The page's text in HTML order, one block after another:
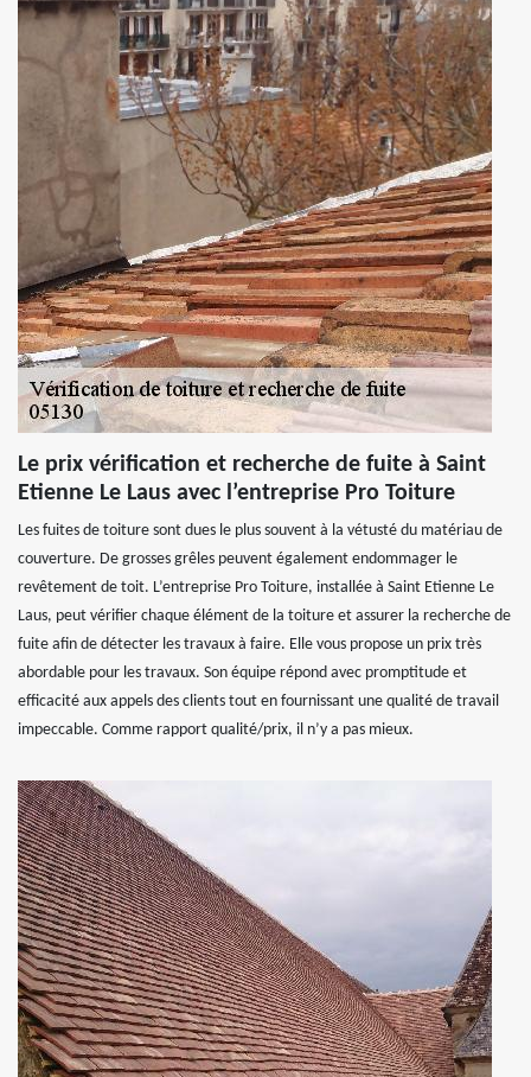
Le prix vérification et recherche de fuite à Saint
Etienne Le Laus avec l’entreprise Pro Toiture
Les fuites de toiture sont dues le plus souvent à la vétusté du matériau de
couverture. De grosses grêles peuvent également endommager le
revêtement de toit. L’entreprise Pro Toiture, installée à Saint Etienne Le
Laus, peut vérifier chaque élément de la toiture et assurer la recherche de
fuite afin de détecter les travaux à faire. Elle vous propose un prix très
abordable pour les travaux. Son équipe répond avec promptitude et
efficacité aux appels des clients tout en fournissant une qualité de travail
impeccable. Comme rapport qualité/prix, il n’y a pas mieux.